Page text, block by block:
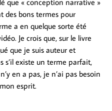
des bons termes pour
a en quelque sorte été
Je crois que, sur le livre
que je suis auteur et
s’il existe un terme parfait,
en a pas, je n’ai pas besoin
esprit.